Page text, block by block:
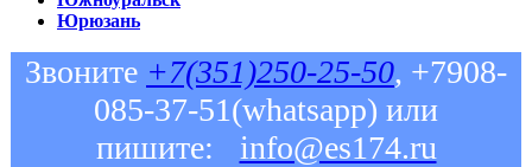
Юрюзань
Звоните +7(351)250-25-50, +7908-
085-37-51(whatsapp) или
пишите:
info@es174.ru